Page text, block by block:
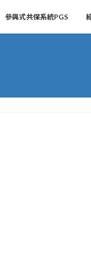
參與式共保系統PGS